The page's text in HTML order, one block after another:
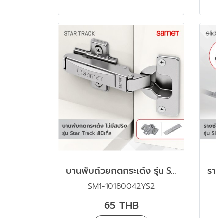
บานพับถ้วยกดกระเด้ง รุ่น Star Track พร้อมขารองหนุนและฝาปิดแขน
SM1-10180042YS2
65 THB